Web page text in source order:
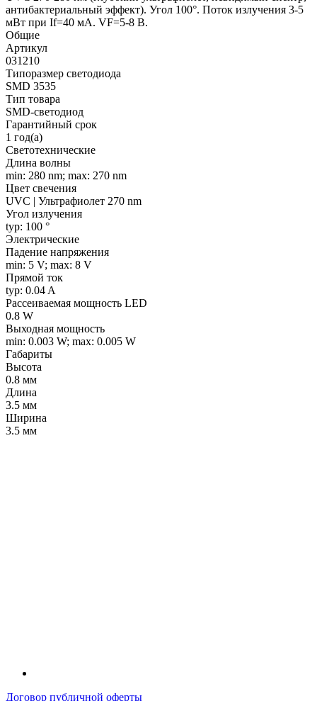
антибактериальный эффект). Угол 100°. Поток излучения 3-5
мВт при If=40 мА. VF=5-8 В.
Общие
Артикул
031210
Типоразмер светодиода
SMD 3535
Тип товара
SMD-светодиод
Гарантийный срок
1 год(а)
Светотехнические
Длина волны
min: 280 nm; max: 270 nm
Цвет свечения
UVC | Ультрафиолет 270 nm
Угол излучения
typ: 100 °
Электрические
Падение напряжения
min: 5 V; max: 8 V
Прямой ток
typ: 0.04 A
Рассеиваемая мощность LED
0.8 W
Выходная мощность
min: 0.003 W; max: 0.005 W
Габариты
Высота
0.8 мм
Длина
3.5 мм
Ширина
3.5 мм
Договор публичной оферты